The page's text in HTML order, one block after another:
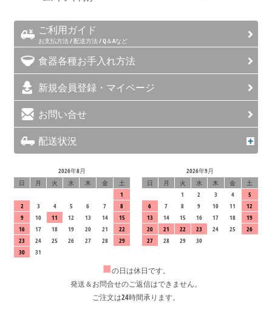
ご利用ガイド
お支払方法 / 配送方法 / Q＆Aなど
食器各種お手入れ方法
新規会員登録・マイページ
お問い合せ
配送状況
2026年8月
日
月 火 水 木 金
土
1
2
3 4 5 6 7
8
9
10 11 12 13 14
15
16
17 18 19 20 21
22
23
24 25 26 27 28
29
30
31
2026年9月
日
月 火 水 木 金
土
1
2 3 4
5
6
7 8 9 10 11
12
13
14 15 16 17 18
19
20
21 22 23 24 25
26
27
28 29 30
■の日は休日です。
発送＆お問合せのご返信はできません。
ご注文は24時間承ります。